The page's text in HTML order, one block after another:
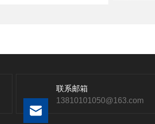
联系邮箱
13810101050@163.com